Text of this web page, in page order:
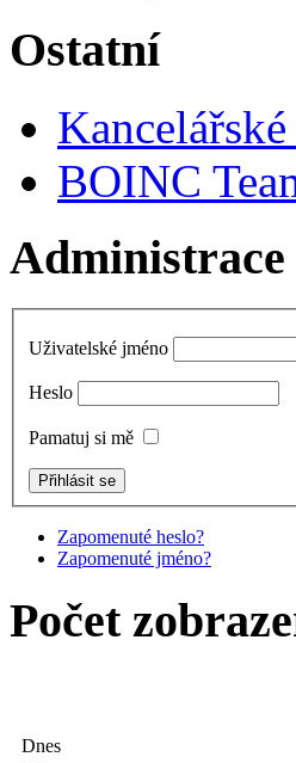
Ostatní
BOINC
Administrace
Uživatelské jméno
Heslo
Pamatuj si mě
Zapomenuté heslo?
Zapomenuté jméno?
Počet
Dnes